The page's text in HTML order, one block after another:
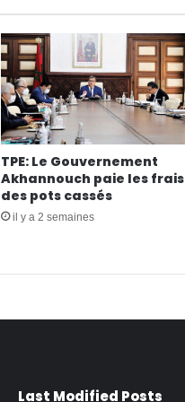
TPE: Le Gouvernement
Akhannouch paie les frais
des pots cassés
il y a 2 semaines
Last Modified Posts